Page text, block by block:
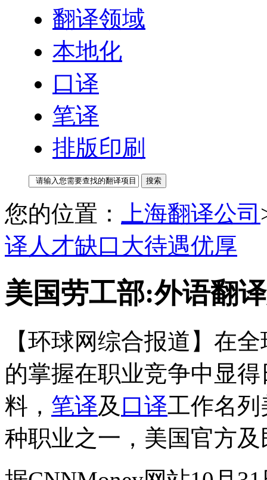
翻译领域
本地化
口译
笔译
排版印刷
您的位置： 上海翻译公司
译人才缺口大待遇优厚
美国劳工部:外语翻
【环球网综合报道】在
的掌握在职业竞争中显
料， 笔译及 口译工作名列
种职业之一，美国官方